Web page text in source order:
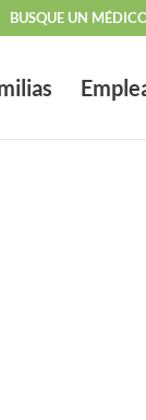
BUSQUE UN